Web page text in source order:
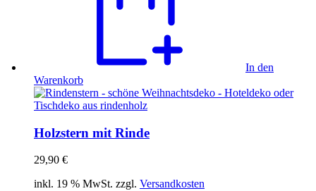
In den
Warenkorb
Holzstern mit Rinde
29,90 €
inkl. 19 % MwSt. zzgl. Versandkosten